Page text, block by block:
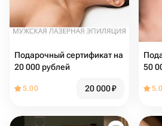
Подарочный сертификат на
20 000 рублей
5.00 20 000₽
50